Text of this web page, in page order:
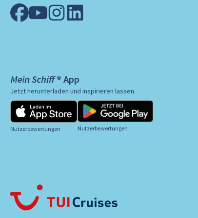
Mein Schiff ® App
Jetzt herunterladen und inspirieren lassen.
Nutzerbewertungen Nutzerbewertungen